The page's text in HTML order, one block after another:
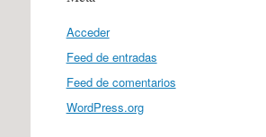
Acceder
Feed de entradas
Feed de comentarios
WordPress.org